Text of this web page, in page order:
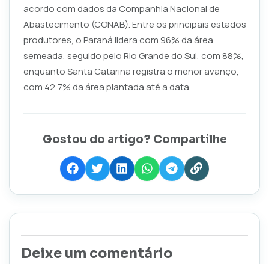
acordo com dados da Companhia Nacional de
Abastecimento (CONAB). Entre os principais estados
produtores, o Paraná lidera com 96% da área
semeada, seguido pelo Rio Grande do Sul, com 88%,
enquanto Santa Catarina registra o menor avanço,
com 42,7% da área plantada até a data.
Gostou do artigo? Compartilhe
Deixe um comentário